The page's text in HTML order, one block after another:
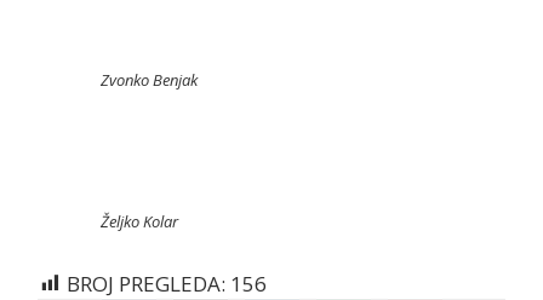
Zvonko Benjak
Željko Kolar
BROJ PREGLEDA: 156